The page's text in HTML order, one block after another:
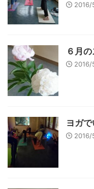
2016/
６月
ヨガ